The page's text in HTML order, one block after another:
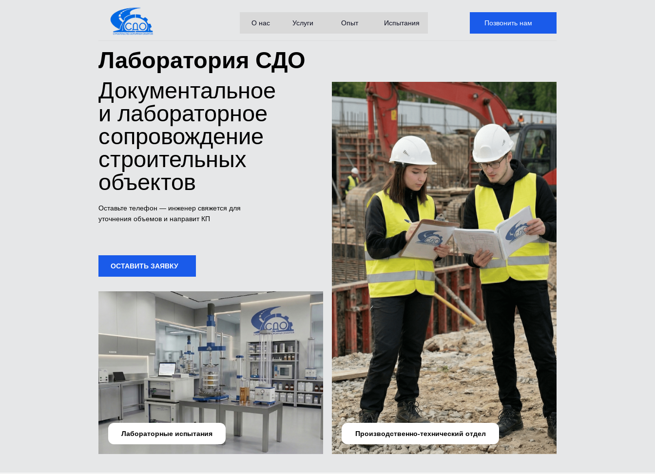
Позвонить нам
О нас Услуги Опыт Испытания
Оставьте телефон — инженер свяжется для
уточнения объемов и направит КП
Документальное
и лабораторное
сопровождение
строительных
объектов
Лаборатория СДО
Производственно-технический отдел
Лабораторные испытания
ОСТАВИТЬ ЗАЯВКУ
ОСТАВИТЬ ЗАЯВКУ